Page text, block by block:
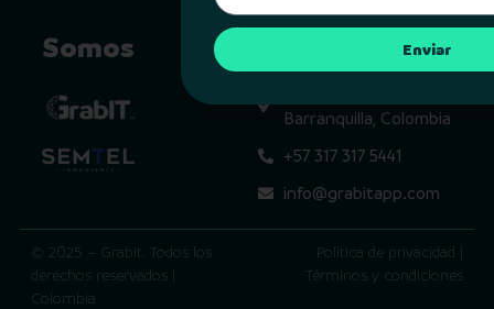
Somos
Barranquilla, Colombia
+57 317 317 5441
info@grabitapp.com
© 2025 – Grabit. Todos los
derechos reservados |
Colombia
Política de privacidad |
Términos y condiciones
Enviar